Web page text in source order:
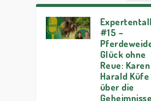
#15 –
Glück ohne
Reue:
Harald Küfe
über die
Geheimnisse